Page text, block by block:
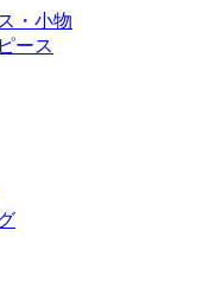
・小物
ース